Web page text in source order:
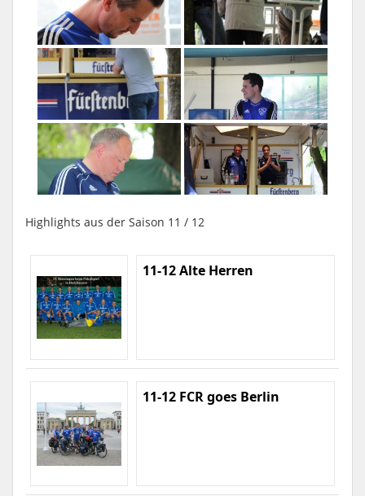
Highlights aus der Saison 11 / 12
11-12 Alte Herren
11-12 FCR goes Berlin